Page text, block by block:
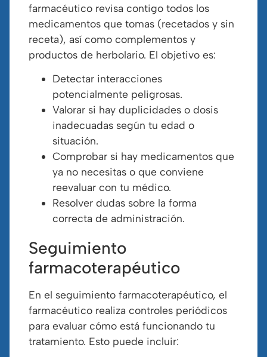
farmacéutico revisa contigo todos los
medicamentos que tomas (recetados y sin
receta), así como complementos y
productos de herbolario. El objetivo es:
Detectar interacciones
potencialmente peligrosas.
Valorar si hay duplicidades o dosis
inadecuadas según tu edad o
situación.
Comprobar si hay medicamentos que
ya no necesitas o que conviene
reevaluar con tu médico.
Resolver dudas sobre la forma
correcta de administración.
Seguimiento
farmacoterapéutico
En el seguimiento farmacoterapéutico, el
farmacéutico realiza controles periódicos
para evaluar cómo está funcionando tu
tratamiento. Esto puede incluir: